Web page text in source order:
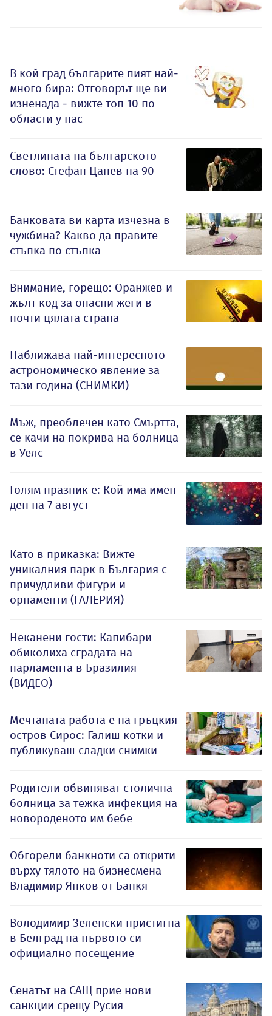
В кой град българите пият най-
много бира: Отговорът ще ви
изненада - вижте топ 10 по
области у нас
Светлината на българското
слово: Стефан Цанев на 90
Банковата ви карта изчезна в
чужбина? Какво да правите
стъпка по стъпка
Внимание, горещо: Оранжев и
жълт код за опасни жеги в
почти цялата страна
Наближава най-интересното
астрономическо явление за
тази година (СНИМКИ)
Мъж, преоблечен като Смъртта,
се качи на покрива на болница
в Уелс
Голям празник е: Кой има имен
ден на 7 август
Като в приказка: Вижте
уникалния парк в България с
причудливи фигури и
орнаменти (ГАЛЕРИЯ)
Неканени гости: Капибари
обиколиха сградата на
парламента в Бразилия
(ВИДЕО)
Мечтаната работа е на гръцкия
остров Сирос: Галиш котки и
публикуваш сладки снимки
Родители обвиняват столична
болница за тежка инфекция на
новороденото им бебе
Обгорели банкноти са открити
върху тялото на бизнесмена
Владимир Янков от Банкя
Володимир Зеленски пристигна
в Белград на първото си
официално посещение
Сенатът на САЩ прие нови
санкции срещу Русия